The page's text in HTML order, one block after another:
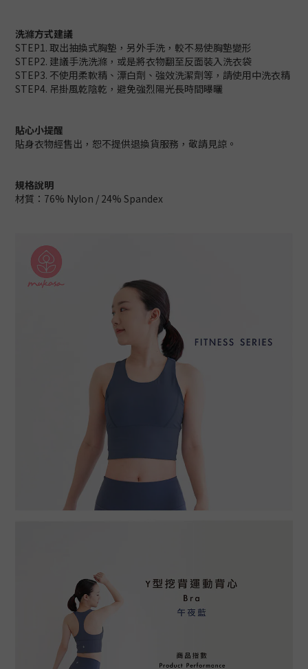
洗滌方式建議
STEP1. 取出抽換式胸墊，另外手洗，較不易使胸墊變形
STEP2. 建議手洗洗滌，或是將衣物翻至反面裝入洗衣袋
STEP3. 不使用柔軟精、漂白劑、強效洗潔劑等，請使用中洗衣精
STEP4. 吊掛風乾陰乾，避免強烈陽光長時間曝曬
貼心小提醒
貼身衣物經售出，恕不提供退換貨服務，敬請見諒。
規格說明
材質：76% Nylon / 24% Spandex